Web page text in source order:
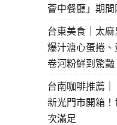
薈中餐廳」期間
台東美食｜太
爆汁溏心蛋捲
卷河粉鮮到驚豔
台南咖啡推薦
新光門市開箱
次滿足